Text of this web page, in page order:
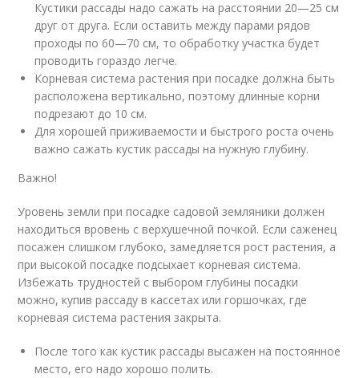
Кустики рассады надо сажать на расстоянии 20—25 см
друг от друга. Если оставить между парами рядов
проходы по 60—70 см, то обработку участка будет
проводить гораздо легче.
Корневая система растения при посадке должна быть
расположена вертикально, поэтому длинные корни
подрезают до 10 см.
Для хорошей приживаемости и быстрого роста очень
важно сажать кустик рассады на нужную глубину.
Важно!
Уровень земли при посадке садовой земляники должен
находиться вровень с верхушечной почкой. Если саженец
посажен слишком глубоко, замедляется рост растения, а
при высокой посадке подсыхает корневая система.
Избежать трудностей с выбором глубины посадки
можно, купив рассаду в кассетах или горшочках, где
корневая система растения закрыта.
После того как кустик рассады высажен на постоянное
место, его надо хорошо полить.